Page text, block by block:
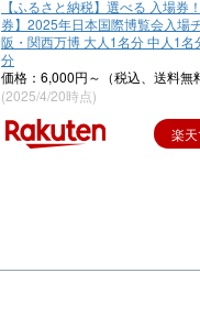
【ふるさと納税】選べる 入場券
券】2025年日本国際博覧会入場
阪・関西万博 大人1名分 中人1名
分
価格：6,000円～（税込、送料無
(2025/4/20時点)
楽